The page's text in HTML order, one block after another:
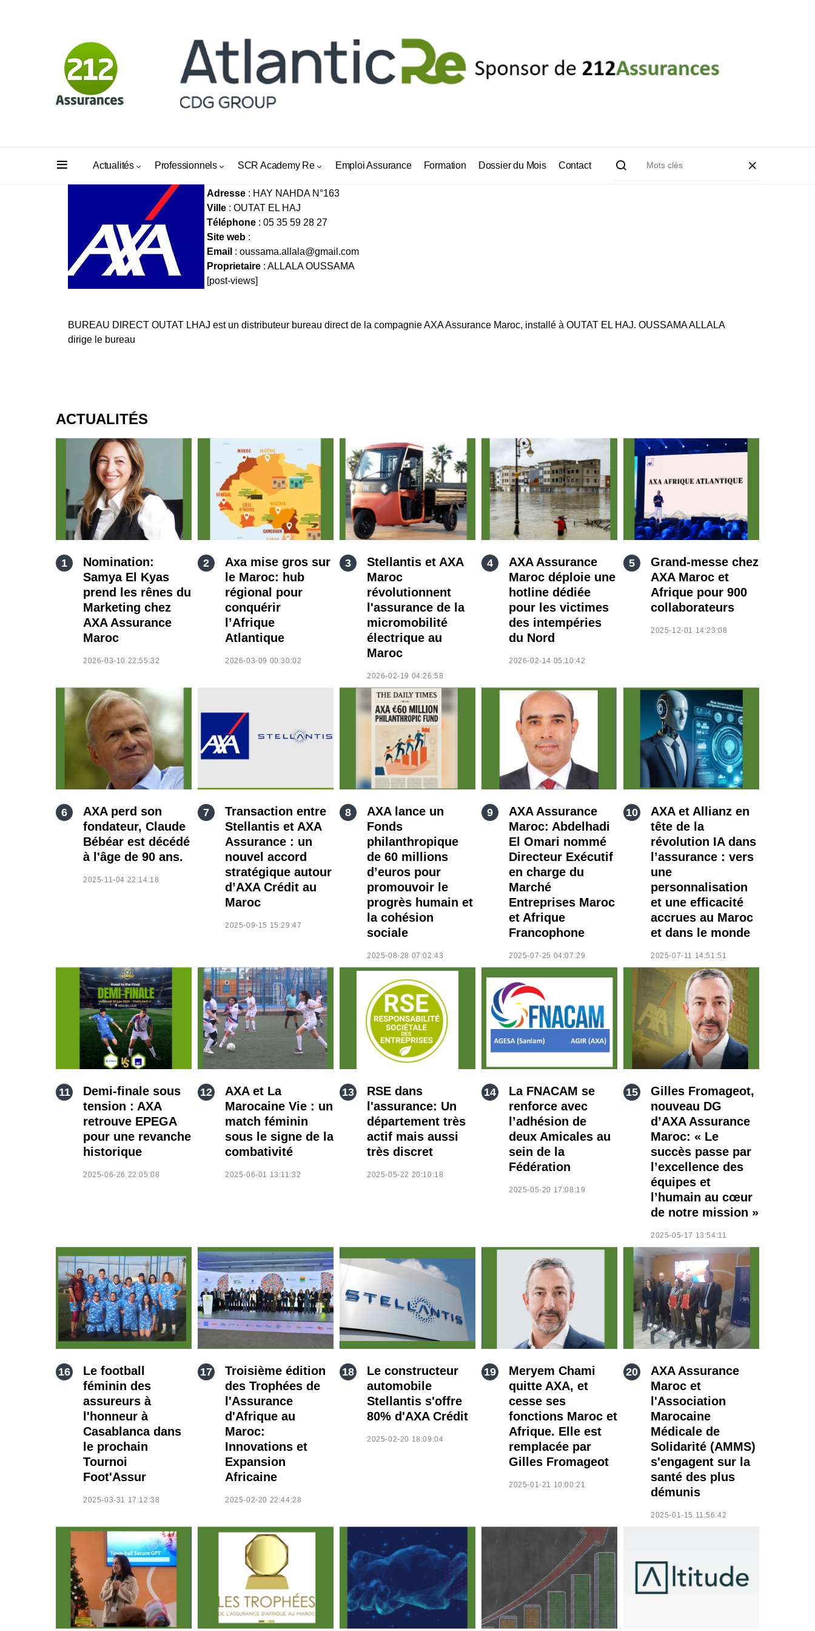
Actualités Professionnels SCR Academy Re Emploi Assurance Formation Dossier du Mois Contact
BUREAU DIRECT OUTAT LHAJ
Adresse : HAY NAHDA N°163
Ville : OUTAT EL HAJ
Téléphone : 05 35 59 28 27
Site web :
Email : oussama.allala@gmail.com
Proprietaire : ALLALA OUSSAMA
[post-views]
BUREAU DIRECT OUTAT LHAJ est un distributeur bureau direct de la compagnie AXA Assurance Maroc, installé à OUTAT EL HAJ. OUSSAMA ALLALA
dirige le bureau
ACTUALITÉS
Nomination:
Samya El Kyas
prend les rênes du
Marketing chez
AXA Assurance
Maroc
2026-03-10 22:55:32
Axa mise gros sur
le Maroc: hub
régional pour
conquérir
l’Afrique
Atlantique
2026-03-09 00:30:02
Stellantis et AXA
Maroc
révolutionnent
l'assurance de la
micromobilité
électrique au
Maroc
2026-02-19 04:26:58
AXA Assurance
Maroc déploie une
hotline dédiée
pour les victimes
des intempéries
du Nord
2026-02-14 05:10:42
Grand-messe chez
AXA Maroc et
Afrique pour 900
collaborateurs
2025-12-01 14:23:08
AXA perd son
fondateur, Claude
Bébéar est décédé
à l'âge de 90 ans.
2025-11-04 22:14:18
Transaction entre
Stellantis et AXA
Assurance : un
nouvel accord
stratégique autour
d’AXA Crédit au
Maroc
2025-09-15 15:29:47
AXA lance un
Fonds
philanthropique
de 60 millions
d’euros pour
promouvoir le
progrès humain et
la cohésion
sociale
2025-08-28 07:02:43
AXA Assurance
Maroc: Abdelhadi
El Omari nommé
Directeur Exécutif
en charge du
Marché
Entreprises Maroc
et Afrique
Francophone
2025-07-25 04:07:29
AXA et Allianz en
tête de la
révolution IA dans
l’assurance : vers
une
personnalisation
et une efficacité
accrues au Maroc
et dans le monde
2025-07-11 14:51:51
Demi-finale sous
tension : AXA
retrouve EPEGA
pour une revanche
historique
2025-06-26 22:05:08
AXA et La
Marocaine Vie : un
match féminin
sous le signe de la
combativité
2025-06-01 13:11:32
RSE dans
l'assurance: Un
département très
actif mais aussi
très discret
2025-05-22 20:10:18
La FNACAM se
renforce avec
l’adhésion de
deux Amicales au
sein de la
Fédération
2025-05-20 17:08:19
Gilles Fromageot,
nouveau DG
d’AXA Assurance
Maroc: « Le
succès passe par
l’excellence des
équipes et
l’humain au cœur
de notre mission »
2025-05-17 13:54:11
Le football
féminin des
assureurs à
l'honneur à
Casablanca dans
le prochain
Tournoi
Foot'Assur
2025-03-31 17:12:38
Troisième édition
des Trophées de
l'Assurance
d'Afrique au
Maroc:
Innovations et
Expansion
Africaine
2025-02-20 22:44:28
Le constructeur
automobile
Stellantis s'offre
80% d'AXA Crédit
2025-02-20 18:09:04
Meryem Chami
quitte AXA, et
cesse ses
fonctions Maroc et
Afrique. Elle est
remplacée par
Gilles Fromageot
2025-01-21 10:00:21
AXA Assurance
Maroc et
l'Association
Marocaine
Médicale de
Solidarité (AMMS)
s'engagent sur la
santé des plus
démunis
2025-01-15 11:56:42